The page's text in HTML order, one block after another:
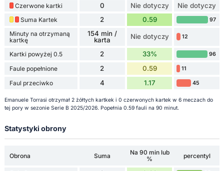
Czerwone kartki 0 Nie dotyczy Nie dotyczy
Suma Kartek 2 0.59 97
Minuty na otrzymaną
kartkę
154 min /
karta
Nie dotyczy 12
Kartki powyżej 0.5 2 33% 96
Faule popełnione 2 0.59 11
Faul przeciwko 4 1.17 45
Emanuele Torrasi otrzymał 2 żółtych kartkek i 0 czerwonych kartek w 6 meczach do
tej pory w sezonie Serie B 2025/2026. Popełnia 0.59 fauli na 90 minut.
Statystyki obrony
Obrona Suma
Na 90 min lub
%
percentyl